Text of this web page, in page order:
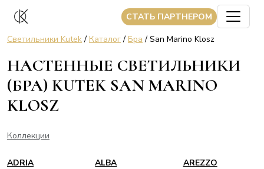
CТАТЬ ПАРТНЕРОМ
Светильники Kutek/ Каталог/ Бра / San Marino Klosz
НАСТЕННЫЕ СВЕТИЛЬНИКИ
(БРА) KUTEK SAN MARINO
KLOSZ
Коллекции
ADRIA ALBA AREZZO